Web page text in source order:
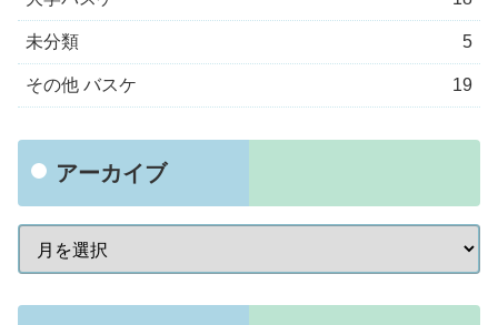
未分類 5
その他 バスケ 19
アーカイブ